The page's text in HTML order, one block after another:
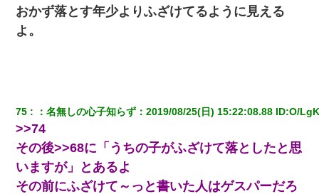
おかず落とす年少よりふざけてるように見える
よ。
75 ：名無しの心子知らず ：2019/08/25(日) 15:22:08.88 ID:O/
>>74
その後>>68に「うちの子がふざけて落としたと思
いますが」とあるよ
その前にふざけて～っと書いた人はゲスパーだろ